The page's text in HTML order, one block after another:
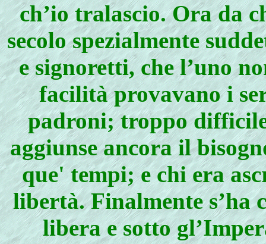
ch’io tralascio. Ora da
secolo spezialmente
e signoretti, che l’uno
facilità provavano i
padroni; troppo
aggiunse ancora il
que' tempi; e chi era
libertà. Finalmente s’ha
libera e sotto